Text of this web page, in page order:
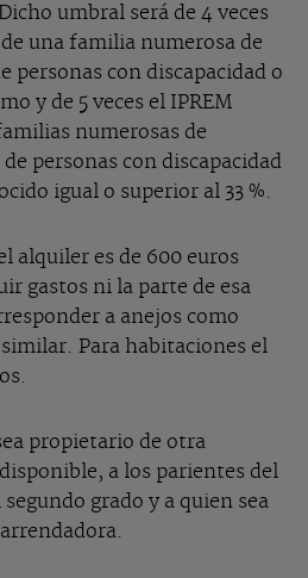
umbral será de 4 veces
una familia numerosa de
personas con discapacidad o
y de 5 veces el IPREM
numerosas de
personas con discapacidad
igual o superior al 33 %.
alquiler es de 600 euros
gastos ni la parte de esa
a anejos como
Para habitaciones el
propietario de otra
a los parientes del
grado y a quien sea